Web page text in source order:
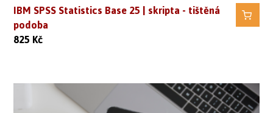
IBM SPSS Statistics Base 25 | skripta - tištěná
podoba
825Kč